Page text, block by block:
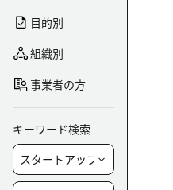
目的別
組織別
事業者の方
キーワード検索